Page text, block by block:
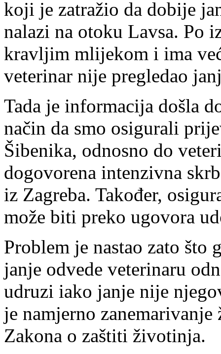
koji je zatražio da dobije
nalazi na otoku Lavsa. Po
kravljim mlijekom i ima
veterinar nije pregledao
Tada je informacija došla
način da smo osigurali
Šibenika, odnosno do
dogovorena intenzivna
iz Zagreba. Također,
može biti preko ugovora
Problem je nastao zato što
janje odvede veterinaru
udruzi iako janje nije
je namjerno
Zakona o zaštiti životinja.